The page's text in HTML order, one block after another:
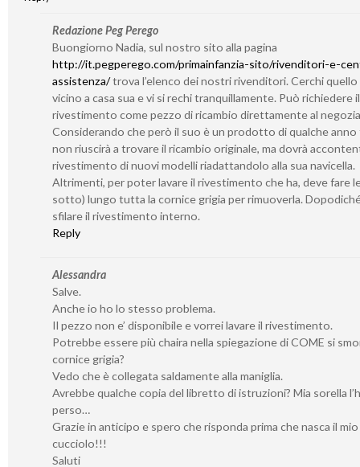
Redazione Peg Perego
Buongiorno Nadia, sul nostro sito alla pagina
http://it.pegperego.com/primainfanzia-sito/rivenditori-e-
assistenza/trova l’elenco dei nostri rivenditori. Cerchi quello
vicino a casa sua e vi si rechi tranquillamente. Può richiedere il
rivestimento come pezzo di ricambio direttamente al
Considerando che però il suo è un prodotto di qualche anno
non riuscirà a trovare il ricambio originale, ma dovrà
rivestimento di nuovi modelli riadattandolo alla sua navicella.
Altrimenti, per poter lavare il rivestimento che ha, deve fare
sotto) lungo tutta la cornice grigia per rimuoverla.
sfilare il rivestimento interno.
Reply
Alessandra
Salve.
Anche io ho lo stesso problema.
Il pezzo non e’ disponibile e vorrei lavare il rivestimento.
Potrebbe essere più chaira nella spiegazione di COME si
cornice grigia?
Vedo che è collegata saldamente alla maniglia.
Avrebbe qualche copia del libretto di istruzioni? Mia sorella
perso…
Grazie in anticipo e spero che risponda prima che nasca il mio
cucciolo!!!
Saluti